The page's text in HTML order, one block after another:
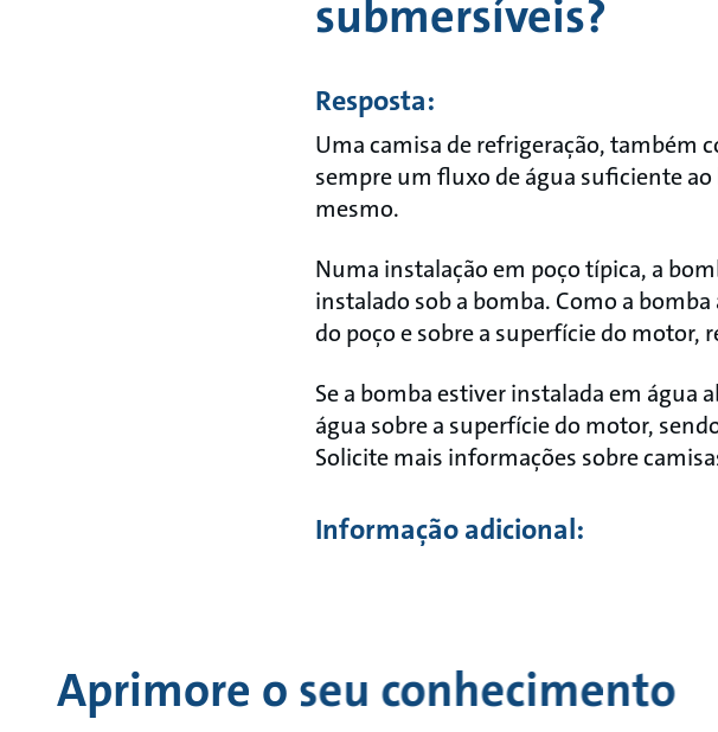
submersíveis?
Resposta:
Uma camisa de refrigeração, também
sempre um fluxo de água suficiente
mesmo.
Numa instalação em poço típica, a
instalado sob a bomba. Como a
do poço e sobre a superfície do motor,
Se a bomba estiver instalada em água
água sobre a superfície do motor,
Solicite mais informações sobre
Informação adicional:
Aprimore o seu conhecimento